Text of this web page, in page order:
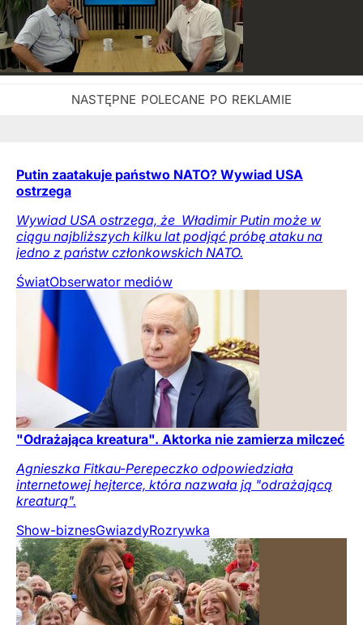
Putin zaatakuje państwo NATO? Wywiad USA
ostrzega
Wywiad USA ostrzega, że ​ Władimir Putin może w
ciągu najbliższych kilku lat podjąć próbę ataku na
jedno z państw członkowskich NATO.
ŚwiatObserwator mediów
"Odrażająca kreatura". Aktorka nie zamierza milczeć
Agnieszka Fitkau-Perepeczko odpowiedziała
internetowej hejterce, która nazwała ją "odrażającą
kreaturą".
Show-biznesGwiazdyRozrywka